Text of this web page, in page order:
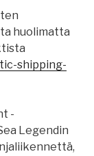
huolimatta
shipping-
-
Legendin